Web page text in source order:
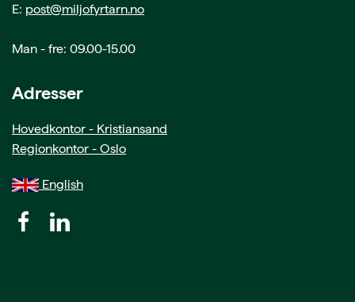
E: post@miljofyrtarn.no
Man - fre: 09.00-15.00
Adresser
Hovedkontor - Kristiansand
Regionkontor - Oslo
English